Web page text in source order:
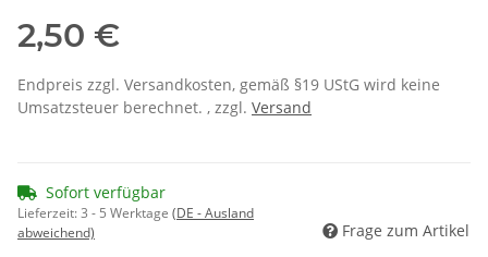
2,50 €
Endpreis zzgl. Versandkosten, gemäß §19 UStG wird keine
Umsatzsteuer berechnet. , zzgl. Versand
Sofort verfügbar
Lieferzeit:3 - 5 Werktage (DE - Ausland
abweichend)
Frage zum Artikel